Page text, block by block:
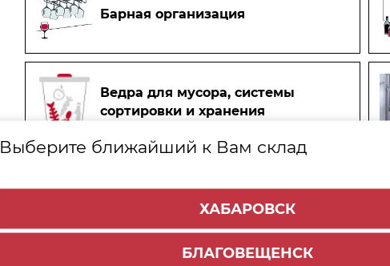
Выберите ближайший к Вам склад
ХАБАРОВСК
БЛАГОВЕЩЕНСК
Барная организация
Ведра для мусора, системы
сортировки и хранения
Выдвижные колонны